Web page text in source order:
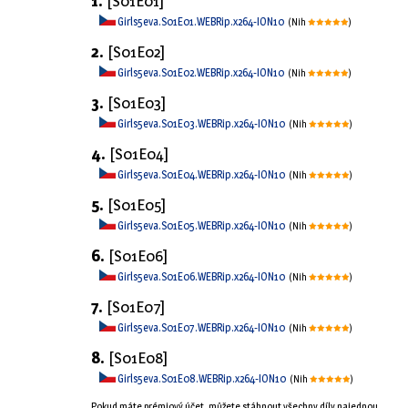
Girls5eva.S01E01.WEBRip.x264-ION10 (Nih )
2. [S01E02]
Girls5eva.S01E02.WEBRip.x264-ION10 (Nih )
3. [S01E03]
Girls5eva.S01E03.WEBRip.x264-ION10 (Nih )
4. [S01E04]
Girls5eva.S01E04.WEBRip.x264-ION10 (Nih )
5. [S01E05]
Girls5eva.S01E05.WEBRip.x264-ION10 (Nih )
6. [S01E06]
Girls5eva.S01E06.WEBRip.x264-ION10 (Nih )
7. [S01E07]
Girls5eva.S01E07.WEBRip.x264-ION10 (Nih )
8. [S01E08]
Girls5eva.S01E08.WEBRip.x264-ION10 (Nih )